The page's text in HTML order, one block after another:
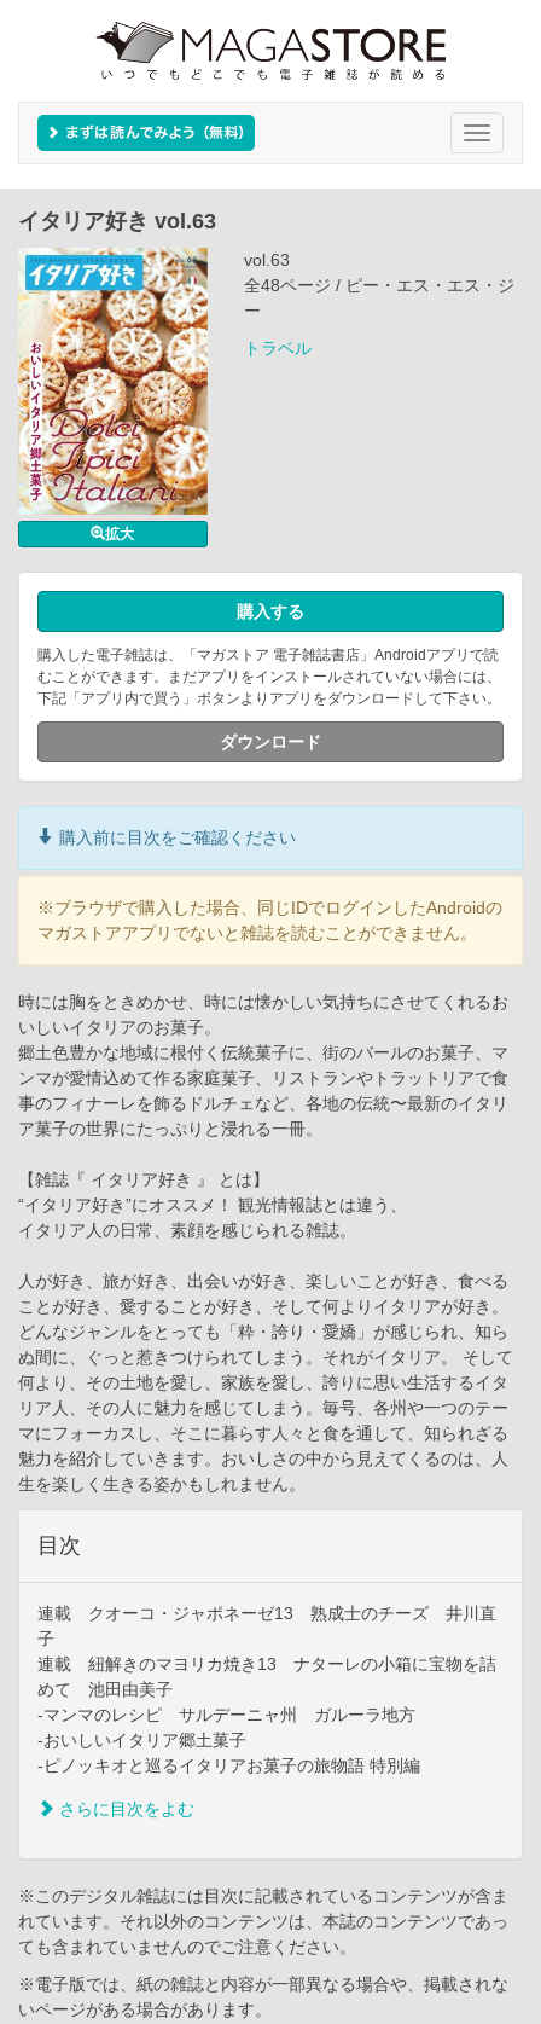
Toggle
イタリア好き vol.63
拡大
vol.63
全48ページ / ピー・エス・エス・ジ
ー
トラベル
購入する
購入した電子雑誌は、「マガストア 電子雑誌書店」Androidアプリで読
むことができます。まだアプリをインストールされていない場合には、
下記「アプリ内で買う」ボタンよりアプリをダウンロードして下さい。
ダウンロード
購入前に目次をご確認ください
※ブラウザで購入した場合、同じIDでログインしたAndroidの
マガストアアプリでないと雑誌を読むことができません。
時には胸をときめかせ、時には懐かしい気持ちにさせてくれるお
いしいイタリアのお菓子。
郷土色豊かな地域に根付く伝統菓子に、街のバールのお菓子、マ
ンマが愛情込めて作る家庭菓子、リストランやトラットリアで食
事のフィナーレを飾るドルチェなど、各地の伝統〜最新のイタリ
ア菓子の世界にたっぷりと浸れる一冊。
【雑誌『 イタリア好き 』 とは】
“イタリア好き”にオススメ！ 観光情報誌とは違う、
イタリア人の日常、素顔を感じられる雑誌。
人が好き、旅が好き、出会いが好き、楽しいことが好き、食べる
ことが好き、愛することが好き、そして何よりイタリアが好き。
どんなジャンルをとっても「粋・誇り・愛嬌」が感じられ、知ら
ぬ間に、ぐっと惹きつけられてしまう。それがイタリア。 そして
何より、その土地を愛し、家族を愛し、誇りに思い生活するイタ
リア人、その人に魅力を感じてしまう。毎号、各州や一つのテー
マにフォーカスし、そこに暮らす人々と食を通して、知られざる
魅力を紹介していきます。おいしさの中から見えてくるのは、人
生を楽しく生きる姿かもしれません。
目次
連載 クオーコ・ジャポネーゼ13 熟成士のチーズ 井川直
子
連載 紐解きのマヨリカ焼き13 ナターレの小箱に宝物を詰
めて 池田由美子
-マンマのレシピ サルデーニャ州 ガルーラ地方
-おいしいイタリア郷土菓子
-ピノッキオと巡るイタリアお菓子の旅物語 特別編
さらに目次をよむ
※このデジタル雑誌には目次に記載されているコンテンツが含ま
れています。それ以外のコンテンツは、本誌のコンテンツであっ
ても含まれていませんのでご注意ください。
※電子版では、紙の雑誌と内容が一部異なる場合や、掲載されな
いページがある場合があります。